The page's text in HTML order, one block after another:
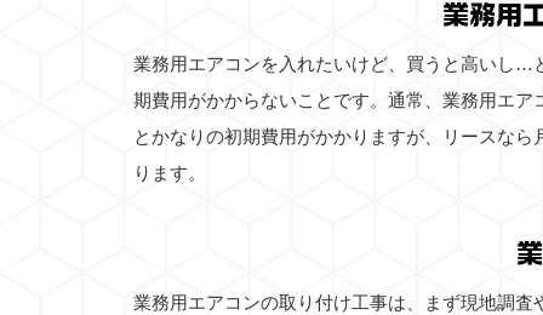
業務用
業務用エアコンを入れたいけど、買うと高いし…
期費用がかからないことです。通常、業務用エ
とかなりの初期費用がかかりますが、リースな
ります。
業務用エアコンの取り付け工事は、まず現地調